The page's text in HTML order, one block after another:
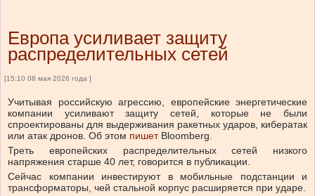
Европа усиливает защиту
распределительных сетей
[15:10 08 мая 2026 года ]
Учитывая российскую агрессию, европейские энергетические
компании усиливают защиту сетей, которые не были
спроектированы для выдерживания ракетных ударов, кибератак
или атак дронов. Об этом пишет Bloomberg.
Треть европейских распределительных сетей низкого
напряжения старше 40 лет, говорится в публикации.
Сейчас компании инвестируют в мобильные подстанции и
трансформаторы, чей стальной корпус расширяется при ударе.